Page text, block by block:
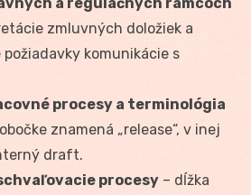
zmluvných doložiek a
komunikácie s
procesy a terminológia
znamená „release“, v inej
draft.
procesy – dĺžka